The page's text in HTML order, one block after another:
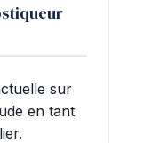
sur
en tant